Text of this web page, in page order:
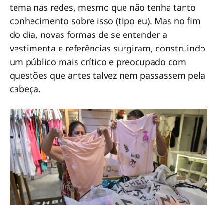
tema nas redes, mesmo que não tenha tanto
conhecimento sobre isso (tipo eu). Mas no fim
do dia, novas formas de se entender a
vestimenta e referências surgiram, construindo
um público mais crítico e preocupado com
questões que antes talvez nem passassem pela
cabeça.